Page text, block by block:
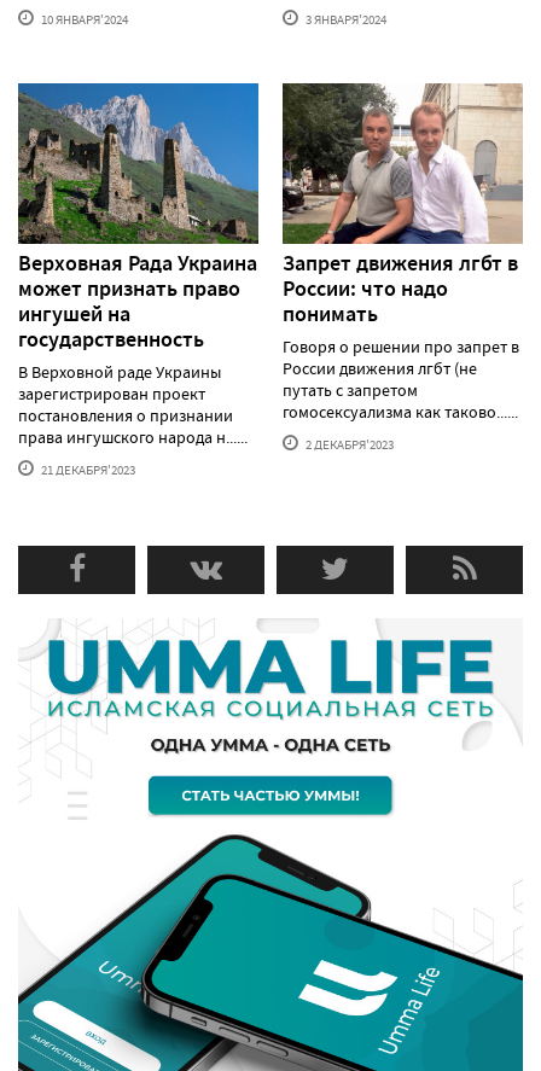
10 ЯНВАРЯ'2024 3 ЯНВАРЯ'2024
Верховная Рада Украина
может признать право
ингушей на
государственность
В Верховной раде Украины
зарегистрирован проект
постановления о признании
права ингушского народа н......
21 ДЕКАБРЯ'2023
Запрет движения лгбт в
России: что надо
понимать
Говоря о решении про запрет в
России движения лгбт (не
путать с запретом
гомосексуализма как таково......
2 ДЕКАБРЯ'2023